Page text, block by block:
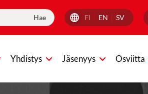
FI EN SV
Yhdistys Jäsenyys Osviitta